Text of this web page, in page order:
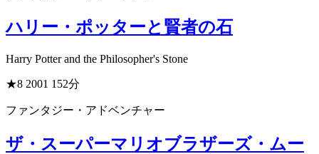
ハリー・ポッターと賢者の石
Harry Potter and the Philosopher's Stone
★8 2001 152分
ファンタジー・アドベンチャー
ザ・スーパーマリオブラザーズ・ムー